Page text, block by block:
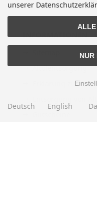
Altölentsorgung
Erklärung zur
unserer
ALLE
NUR
Deutsch English